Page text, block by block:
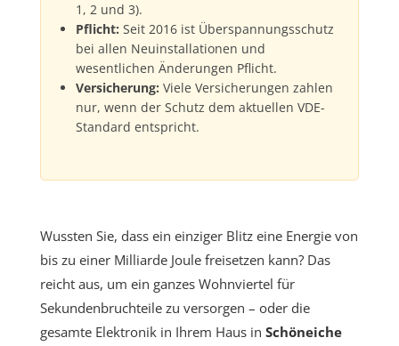
1, 2 und 3).
Pflicht: Seit 2016 ist Überspannungsschutz
bei allen Neuinstallationen und
wesentlichen Änderungen Pflicht.
Versicherung: Viele Versicherungen zahlen
nur, wenn der Schutz dem aktuellen VDE-
Standard entspricht.
Wussten Sie, dass ein einziger Blitz eine Energie von
bis zu einer Milliarde Joule freisetzen kann? Das
reicht aus, um ein ganzes Wohnviertel für
Sekundenbruchteile zu versorgen – oder die
gesamte Elektronik in Ihrem Haus in Schöneiche